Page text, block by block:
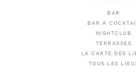
BAR
BAR À
NIGHTCLUB
TERRASSES
LA CARTE DES
TOUS LES